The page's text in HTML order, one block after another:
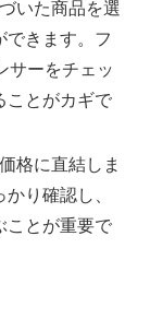
いた商品を選
できます。フ
サーをチェッ
ことがカギで
格に直結しま
り確認し、
ことが重要で